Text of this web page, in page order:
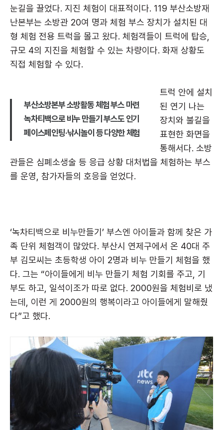
눈길을 끌었다. 지진 체험이 대표적이다. 119 부산소방재
난본부는 소방관 20여 명과 체험 부스 장치가 설치된 대
형 체험 전용 트럭을 몰고 왔다. 체험객들이 트럭에 탑승,
규모 4의 지진을 체험할 수 있는 차량이다. 화재 상황도
직접 체험할 수 있다.
부산소방본부 소방활동 체험 부스 마련
녹차티백으로 비누 만들기 부스도 인기
페이스페인팅·낚시놀이 등 다양한 체험
트럭 안에 설치
된 연기 나는
장치와 불길을
표현한 화면을
통해서다. 소방
관들은 심폐소생술 등 응급 상황 대처법을 체험하는 부스
를 운영, 참가자들의 호응을 얻었다.
‘녹차티백으로 비누만들기’ 부스엔 아이들과 함께 찾은 가
족 단위 체험객이 많았다. 부산시 연제구에서 온 40대 주
부 김모씨는 초등학생 아이 2명과 비누 만들기 체험을 했
다. 그는 “아이들에게 비누 만들기 체험 기회를 주고, 기
부도 하고, 일석이조가 따로 없다. 2000원을 체험비로 냈
는데, 이런 게 2000원의 행복이라고 아이들에게 말해줬
다”고 했다.